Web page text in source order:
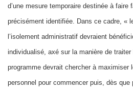
d’une mesure temporaire destinée à faire
précisément identifiée. Dans ce cadre, «
l’isolement administratif devraient
individualisé, axé sur la manière de
programme devrait chercher à
personnel pour commencer puis, dès que